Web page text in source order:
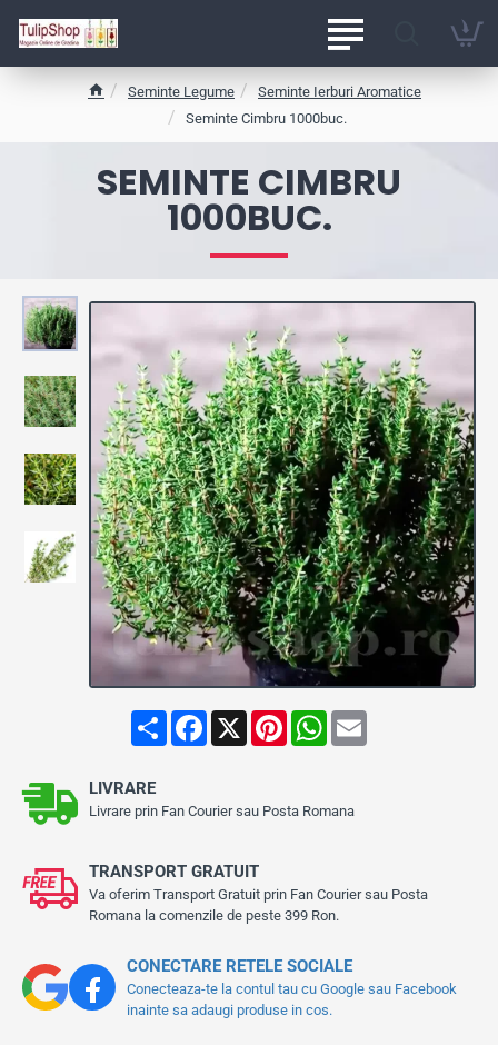
SEMINTE CIMBRU
1000BUC.
e
Seminte Legume
Seminte Ierburi Aromatice
Seminte Cimbru 1000buc.
S
h
F
o
X
P
r
W
A
E
LIVRARE
Livrare prin Fan Courier sau Posta Romana
CONECTARE RETELE SOCIALE
Conecteaza-te la contul tau cu Google sau Facebook
inainte sa adaugi produse in cos.
TRANSPORT GRATUIT
Va oferim Transport Gratuit prin Fan Courier sau Posta
Romana la comenzile de peste 399 Ron.